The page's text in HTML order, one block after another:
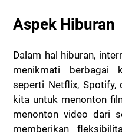
Aspek Hiburan
Dalam hal hiburan,
menikmati berbagai
seperti Netflix, Spotify,
kita untuk menonton
menonton video dari
memberikan